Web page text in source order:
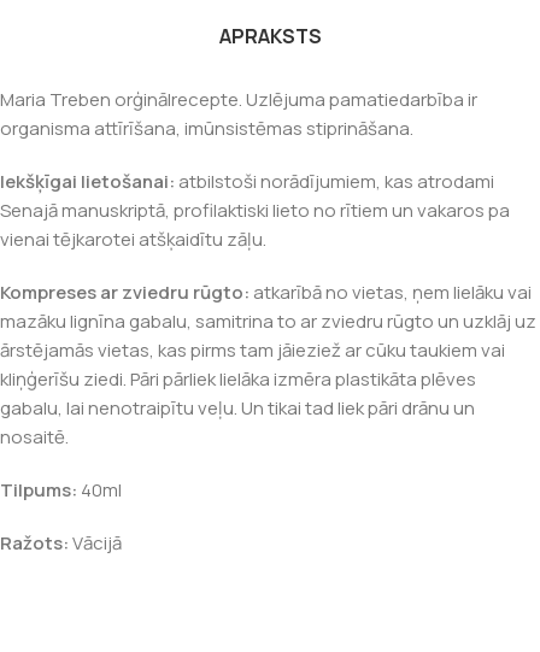
APRAKSTS
Maria Treben orģinālrecepte. Uzlējuma pamatiedarbība ir
organisma attīrīšana, imūnsistēmas stiprināšana.
Iekšķīgai lietošanai: atbilstoši norādījumiem, kas atrodami
Senajā manuskriptā, profilaktiski lieto no rītiem un vakaros pa
vienai tējkarotei atšķaidītu zāļu.
Kompreses ar zviedru rūgto: atkarībā no vietas, ņem lielāku vai
mazāku lignīna gabalu, samitrina to ar zviedru rūgto un uzklāj uz
ārstējamās vietas, kas pirms tam jāieziež ar cūku taukiem vai
kliņģerīšu ziedi. Pāri pārliek lielāka izmēra plastikāta plēves
gabalu, lai nenotraipītu veļu. Un tikai tad liek pāri drānu un
nosaitē.
Tilpums: 40ml
Ražots:Vācijā